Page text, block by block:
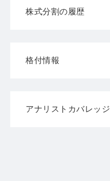
株式分割の履歴
格付情報
アナリストカバレッジ